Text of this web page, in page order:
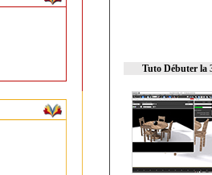
Tuto Débuter la